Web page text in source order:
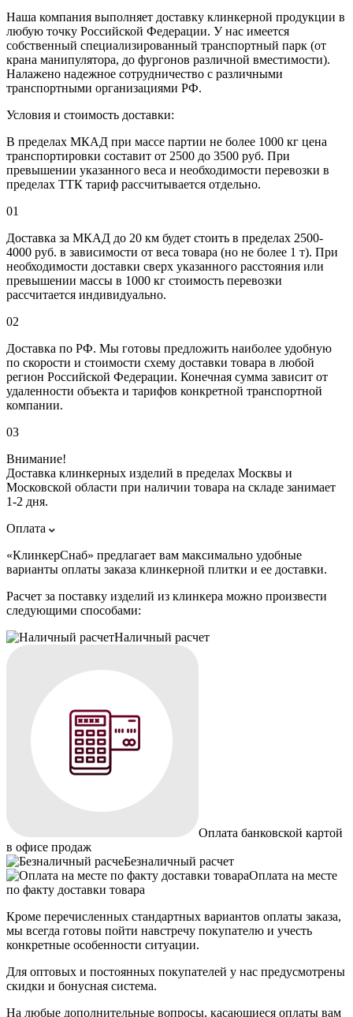
Наша компания выполняет доставку клинкерной продукции в
любую точку Российской Федерации. У нас имеется
собственный специализированный транспортный парк (от
крана манипулятора, до фургонов различной вместимости).
Налажено надежное сотрудничество с различными
транспортными организациями РФ.
Условия и стоимость доставки:
В пределах МКАД при массе партии не более 1000 кг цена
транспортировки составит от 2500 до 3500 руб. При
превышении указанного веса и необходимости перевозки в
пределах ТТК тариф рассчитывается отдельно.
01
Доставка за МКАД до 20 км будет стоить в пределах 2500-
4000 руб. в зависимости от веса товара (но не более 1 т). При
необходимости доставки сверх указанного расстояния или
превышении массы в 1000 кг стоимость перевозки
рассчитается индивидуально.
02
Доставка по РФ. Мы готовы предложить наиболее удобную
по скорости и стоимости схему доставки товара в любой
регион Российской Федерации. Конечная сумма зависит от
удаленности объекта и тарифов конкретной транспортной
компании.
03
Внимание!
Доставка клинкерных изделий в пределах Москвы и
Московской области при наличии товара на складе занимает
1-2 дня.
Оплата
«КлинкерСнаб» предлагает вам максимально удобные
варианты оплаты заказа клинкерной плитки и ее доставки.
Расчет за поставку изделий из клинкера можно произвести
следующими способами:
Наличный расчет
Оплата банковской картой
в офисе продаж
Безналичный расчет
Оплата на месте
по факту доставки товара
Кроме перечисленных стандартных вариантов оплаты заказа,
мы всегда готовы пойти навстречу покупателю и учесть
конкретные особенности ситуации.
Для оптовых и постоянных покупателей у нас предусмотрены
скидки и бонусная система.
На любые дополнительные вопросы, касающиеся оплаты вам